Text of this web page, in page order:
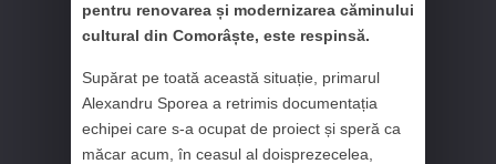
pentru renovarea și modernizarea căminului
cultural din Comorâște, este respinsă.
Supărat pe toată această situație, primarul
Alexandru Sporea a retrimis documentația
echipei care s-a ocupat de proiect și speră ca
măcar acum, în ceasul al doisprezecelea,